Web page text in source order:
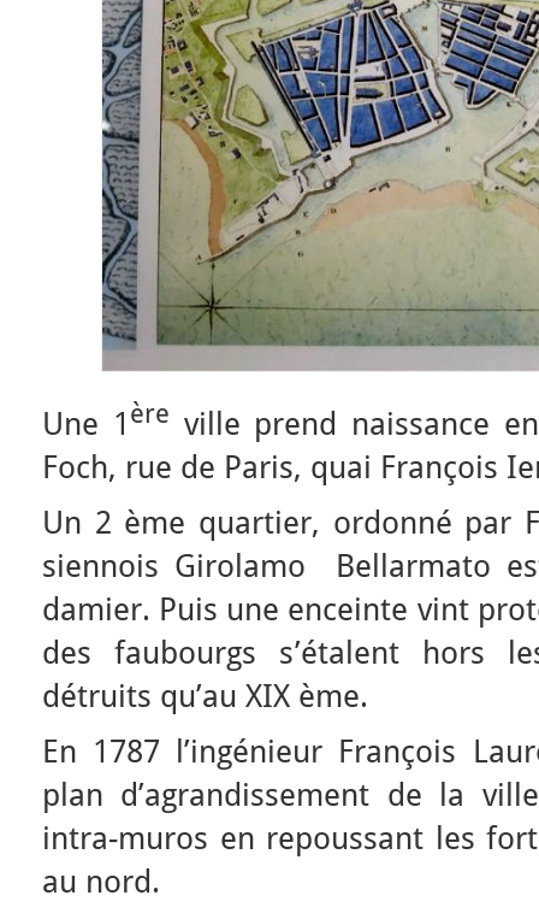
Une 1 ère ville prend naissance
Foch, rue de Paris, quai François
Un 2 ème quartier, ordonné par
siennois Girolamo Bellarmato
damier. Puis une enceinte vint
des faubourgs s’étalent hors
détruits qu’au XIX ème.
En 1787 l’ingénieur François
plan d’agrandissement de la
intra-muros en repoussant les
au nord.